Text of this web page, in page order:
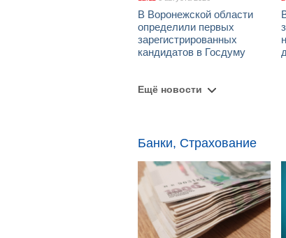
В Воронежской области
определили первых
зарегистрированных
кандидатов в Госдуму
Ещё новости
Банки, Страхование